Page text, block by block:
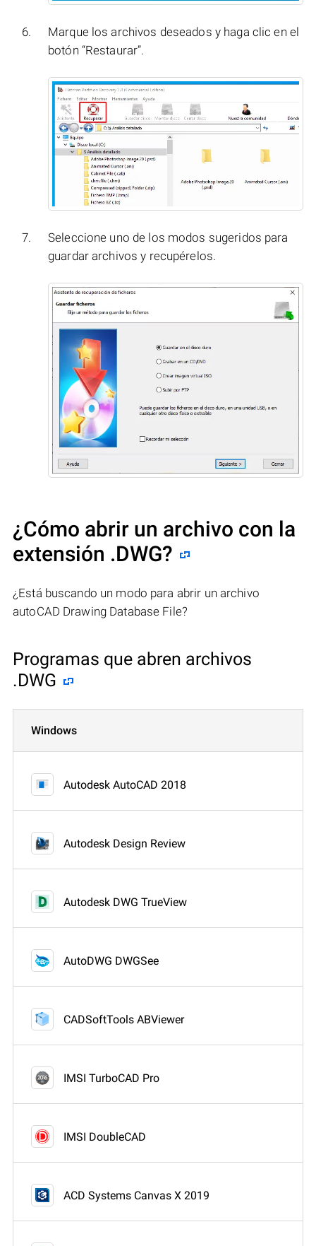
Marque los archivos deseados y haga clic en el
botón “Restaurar”.
Seleccione uno de los modos sugeridos para
guardar archivos y recupérelos.
¿Cómo abrir un archivo con la
extensión .DWG?
¿Está buscando un modo para abrir un archivo
autoCAD Drawing Database File?
Programas que abren archivos
.DWG
Windows
Autodesk AutoCAD 2018
Autodesk Design Review
Autodesk DWG TrueView
AutoDWG DWGSee
CADSoftTools ABViewer
IMSI TurboCAD Pro
IMSI DoubleCAD
ACD Systems Canvas X 2019